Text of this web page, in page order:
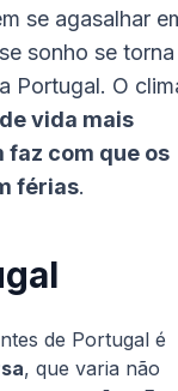
se agasalhar
sonho se torna
Portugal. O
vida mais
faz com que os
férias.
de Portugal é
, que varia não